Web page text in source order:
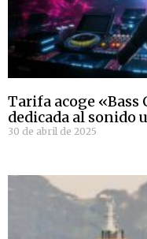
Tarifa acoge
dedicada al sonido
30 de abril de 2025